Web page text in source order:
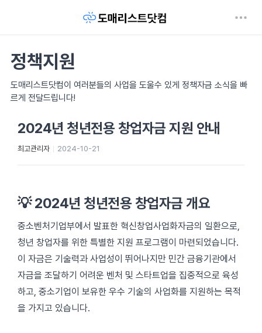
정책지원
도매리스트닷컴이 여러분들의 사업을 도울수 있게 정책자금 소식을 빠
르게 전달드립니다!
2024년 청년전용 창업자금 지원 안내
최고관리자 2024-10-21
💡 2024년 청년전용 창업자금 개요
중소벤처기업부에서 발표한 혁신창업사업화자금의 일환으로,
청년 창업자를 위한 특별한 지원 프로그램이 마련되었습니다.
이 자금은 기술력과 사업성이 뛰어나지만 민간 금융기관에서
자금을 조달하기 어려운 벤처 및 스타트업을 집중적으로 육성
하고, 중소기업이 보유한 우수 기술의 사업화를 지원하는 목적
을 가지고 있습니다.